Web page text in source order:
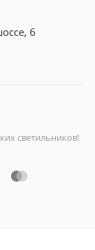
6
светильников!